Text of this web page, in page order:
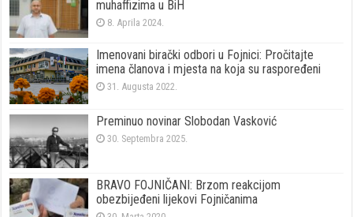
muhaffizima u BiH
8. Aprila 2024.
Imenovani birački odbori u Fojnici: Pročitajte
imena članova i mjesta na koja su raspoređeni
31. Augusta 2022.
Preminuo novinar Slobodan Vasković
30. Septembra 2025.
BRAVO FOJNIČANI: Brzom reakcijom
obezbijeđeni lijekovi Fojničanima